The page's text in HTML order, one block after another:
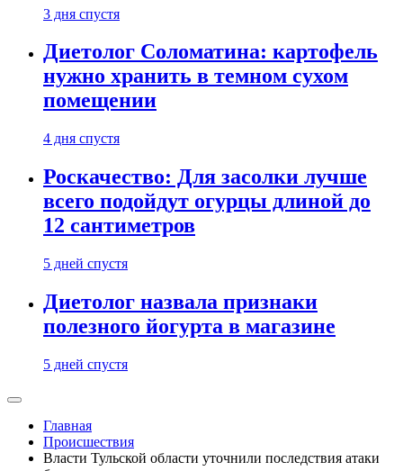
3 дня спустя
Диетолог Соломатина: картофель
нужно хранить в темном сухом
помещении
4 дня спустя
Роскачество: Для засолки лучше
всего подойдут огурцы длиной до
12 сантиметров
5 дней спустя
Диетолог назвала признаки
полезного йогурта в магазине
5 дней спустя
Главная
Происшествия
Власти Тульской области уточнили последствия атаки